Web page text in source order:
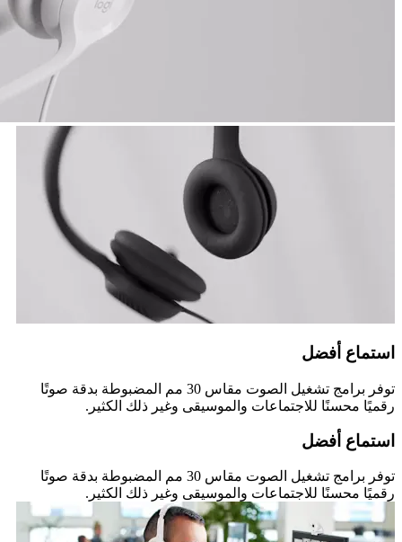
استماع أفضل
توفر برامج تشغيل الصوت مقاس 30 مم المضبوطة بدقة صوتًا
رقميًا محسنًا للاجتماعات والموسيقى وغير ذلك الكثير.
استماع أفضل
توفر برامج تشغيل الصوت مقاس 30 مم المضبوطة بدقة صوتًا
رقميًا محسنًا للاجتماعات والموسيقى وغير ذلك الكثير.